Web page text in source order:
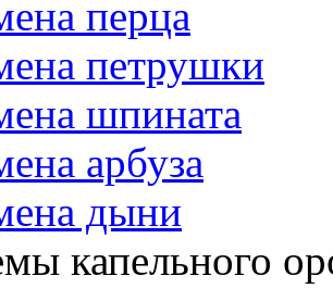
перца
петрушки
шпината
арбуза
дыни
капельного